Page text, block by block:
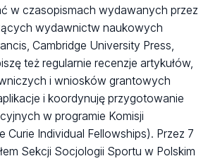
w czasopismach wydawanych przez
wydawnictw naukowych
Cambridge University Press,
też regularnie recenzje artykułów,
i wniosków grantowych
i koordynuję przygotowanie
w programie Komisji
Curie Individual Fellowships). Przez 7
Sekcji Socjologii Sportu w Polskim